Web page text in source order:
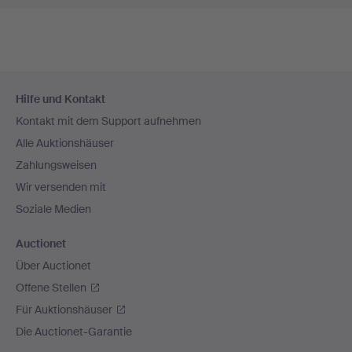
Navigation
Hilfe und Kontakt
Kontakt mit dem Support aufnehmen
Alle Auktionshäuser
Zahlungsweisen
Wir versenden mit
Soziale Medien
Auctionet
Über Auctionet
Offene Stellen
Für Auktionshäuser
Die Auctionet-Garantie